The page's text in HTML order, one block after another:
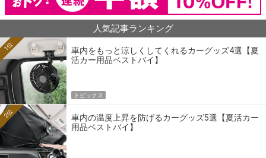
人気記事ランキング
車内をもっと涼しくしてくれるカーグッズ4選【夏
活カー用品ベストバイ】
1位
トピックス
車内の温度上昇を防げるカーグッズ5選【夏活カー
用品ベストバイ】
2位